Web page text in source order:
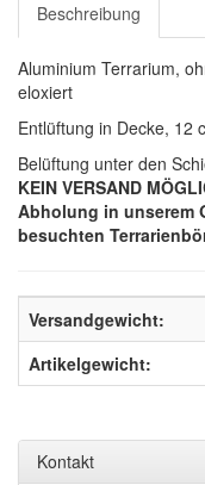
Beschreibung
Aluminium Terrarium,
eloxiert
Entlüftung in Decke, 12
Belüftung unter den
KEIN VERSAND
Abholung in unserem
besuchten
Versandgewicht:
Artikelgewicht:
Kontakt